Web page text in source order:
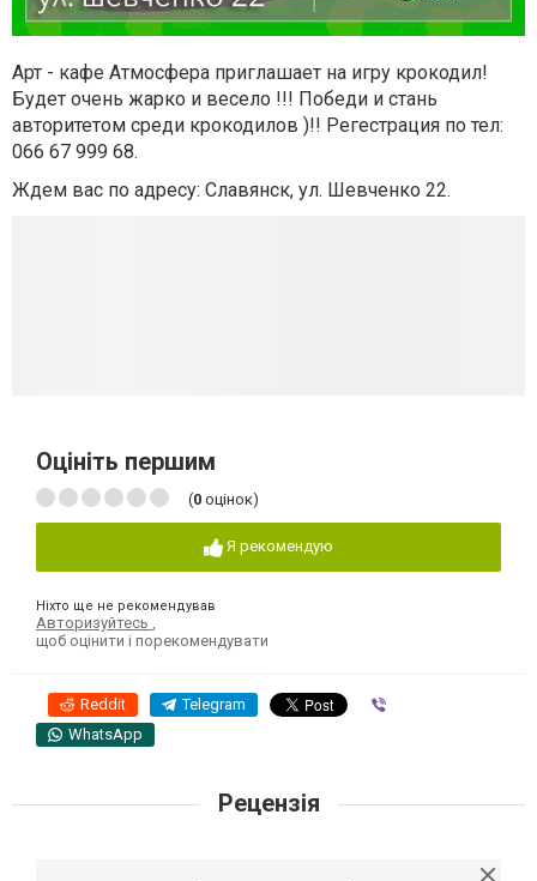
Арт - кафе Атмосфера приглашает на игру крокодил!
Будет очень жарко и весело !!! Победи и стань
авторитетом среди крокодилов )!! Регестрация по тел:
066 67 999 68.
Ждем вас по адресу: Славянск, ул. Шевченко 22.
Оцініть першим
(0 оцінок)
Я рекомендую
Ніхто ще не рекомендував
Авторизуйтесь
щоб оцінити і порекомендувати
Reddit Telegram
WhatsApp
Рецензія